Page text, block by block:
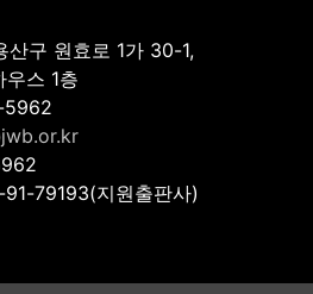
산구 원효로 1가 30-1,
1층
5962
79193(지원출판사)